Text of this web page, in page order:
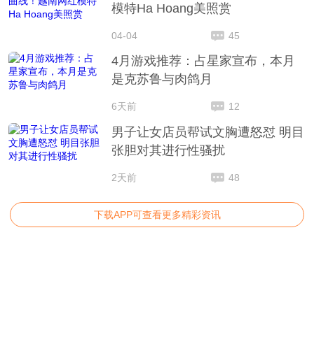
模特Ha Hoang美照赏
04-04 45
4月游戏推荐：占星家宣布，本月
是克苏鲁与肉鸽月
6天前 12
男子让女店员帮试文胸遭怒怼 明目
张胆对其进行性骚扰
2天前 48
下载APP可查看更多精彩资讯